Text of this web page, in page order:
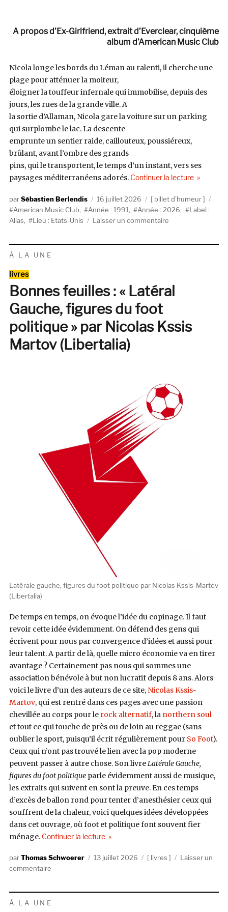
A propos d’Ex-Girlfriend, extrait d’Everclear, cinquième
album d’American Music Club
Nicola longe les bords du Léman au ralenti, il cherche une
plage pour atténuer la moiteur,
éloigner la touffeur infernale qui immobilise, depuis des
jours, les rues de la grande ville. A
la sortie d’Allaman, Nicola gare la voiture sur un parking
qui surplombe le lac. La descente
emprunte un sentier raide, caillouteux, poussiéreux,
brûlant, avant l’ombre des grands
pins, qui le transportent, le temps d’un instant, vers ses
paysages méditerranéens adorés. Continuer la lecturede « I
AuteurSébastien Berlendis
Publié
le
16 juillet 2026 Catégories
billet d’humeur
American Music Club
Année : 1991 Année : 2026
Label :
Alias
Lieu : Etats-Unis Laisser un commentaire
one
À LA UNE
Catégories
livres
Bonnes feuilles : « Latéral
Gauche, figures du foot
politique » par Nicolas Kssis
Martov (Libertalia)
Latérale gauche, figures du foot politique par Nicolas Kssis-Martov
(Libertalia)
De temps en temps, on évoque l’idée du copinage. Il faut
revoir cette idée évidemment. On défend des gens qui
écrivent pour nous par convergence d’idées et aussi pour
leur talent. A partir de là, quelle micro économie va en tirer
avantage ? Certainement pas nous qui sommes une
association bénévole à but non lucratif depuis 8 ans. Alors
voici le livre d’un des auteurs de ce site, Nicolas Kssis-
Martov, qui est rentré dans ces pages avec une passion
chevillée au corps pour le rock alternatif, la northern soul
et tout ce qui touche de près ou de loin au reggae (sans
oublier le sport, puisqu’il écrit régulièrement pour So Foot).
Ceux qui n’ont pas trouvé le lien avec la pop moderne
peuvent passer à autre chose. Son livre Latérale Gauche,
figures du foot politiqueparle évidemment aussi de musique,
les extraits qui suivent en sont la preuve. En ces temps
d’excès de ballon rond pour tenter d’anesthésier ceux qui
souffrent de la chaleur, voici quelques idées développées
dans cet ouvrage, où foot et politique font souvent fier
ménage. Continuer la lecturede « Bonnes feuilles : « Latéral
AuteurThomas Schwoerer
Publié
13 juillet 2026 Catégories
livres
Laisser un
commentairesur
:
À LA UNE